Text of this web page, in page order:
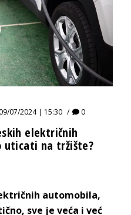
09/07/2024 | 15:30 0
električnih
uticati na tržište?
automobila,
sve je veća i već